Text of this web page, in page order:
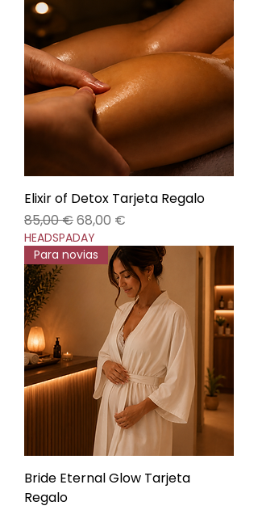
Elixir of Detox Tarjeta Regalo
Precio
85,00 €Precio de oferta
68,00 €
HEADSPADAY
Para novias
Bride Eternal Glow Tarjeta
Regalo